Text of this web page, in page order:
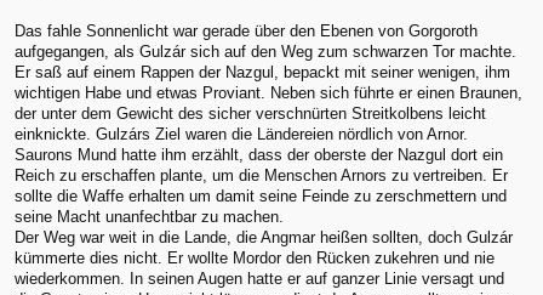
Das fahle Sonnenlicht war gerade über den Ebenen von Gorgoroth
aufgegangen, als Gulzár sich auf den Weg zum schwarzen Tor machte.
Er saß auf einem Rappen der Nazgul, bepackt mit seiner wenigen, ihm
wichtigen Habe und etwas Proviant. Neben sich führte er einen Braunen,
der unter dem Gewicht des sicher verschnürten Streitkolbens leicht
einknickte. Gulzárs Ziel waren die Ländereien nördlich von Arnor.
Saurons Mund hatte ihm erzählt, dass der oberste der Nazgul dort ein
Reich zu erschaffen plante, um die Menschen Arnors zu vertreiben. Er
sollte die Waffe erhalten um damit seine Feinde zu zerschmettern und
seine Macht unanfechtbar zu machen.
Der Weg war weit in die Lande, die Angmar heißen sollten, doch Gulzár
kümmerte dies nicht. Er wollte Mordor den Rücken zukehren und nie
wiederkommen. In seinen Augen hatte er auf ganzer Linie versagt und